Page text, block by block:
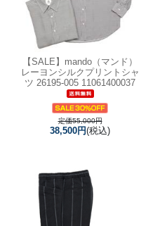
【SALE】 mando（マンド）
レーヨンシルクプリントシャ
ツ 26195-005 11061400037
定価55,000円
38,500円(税込)